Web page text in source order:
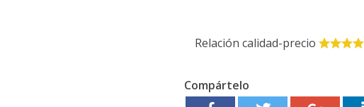
Relación calidad-precio
Compártelo